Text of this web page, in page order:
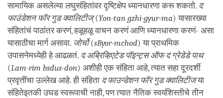
सामायिक असलेल्या लघुसंहितांवर दृष्टिक्षेप ध्यानधारणा करू शकतो. द
फाउंडेशन फॉर गुड क्वालिटीज्(Yon-tan gzhi-gyur-ma) यासारख्या
संहितांचं पाठांतर करणं, हळूहळू वाचन करणं आणि ध्यानधारणा करणं- असा
यासाठीचा मार्ग असावा. जोर्चो(sByor-mchod) या प्राथमिक
उपासनेमध्येही हे आढळतं. द अब्रिव्हिएटेड पॉइन्ट्स ऑफ द ग्रेडेडे पाथ
(Lam-rim bsdus-don) अशीही एक संहिता आहे, त्यात सहा दूरदर्शी
प्रवृत्तींचा उल्लेख आहे. ही संहिता द फाउन्डेशन फॉर गुड क्वालिटीजया
संहितेइतकी उघड स्वरूपाची नाही, पण त्यात नैतिक स्वयंशिस्तीचे तीन